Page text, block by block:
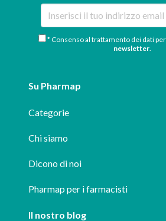
* Consenso al trattamento dei dati
newsletter
Su Pharmap
Categorie
Chi siamo
Dicono di noi
Pharmap per i farmacisti
Il nostro blog